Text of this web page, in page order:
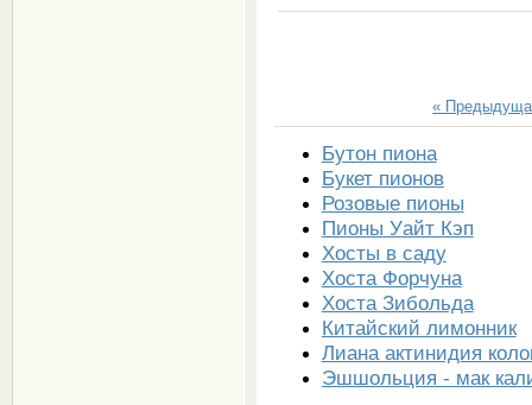
«
Бутон пиона
Букет пионов
Розовые пионы
Пионы Уайт Кэп
Хосты в саду
Хоста Форчуна
Хоста Зибольда
Китайский лимонник
Лиана актинидия
Эшшольция - мак